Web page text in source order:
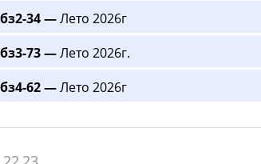
34 —Лето 2026г
73 —Лето 2026г.
62 —Лето 2026г